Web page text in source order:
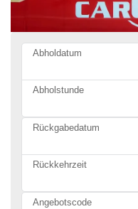
Abholdatum
Abholstunde
Rückgabedatum
Rückkehrzeit
Angebotscode